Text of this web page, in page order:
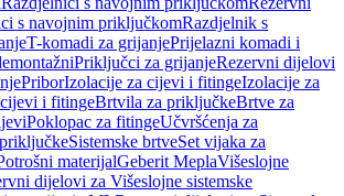
s navojnim priključkomRazdjelnik s
T-komadi za grijanjePrijelazni komadi i
Priključci za grijanjeRezervni dijelovi
PriborIzolacije za cijevi i fitingeIzolacije za
i fitingeBrtvila za priključkeBrtve za
Poklopac za fitingeUčvršćenja za
Sistemske brtveSet vijaka za
materijalGeberit MeplaVišeslojne
dijelovi za Višeslojne sistemske